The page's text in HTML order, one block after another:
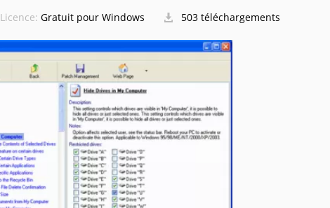
Licence: Gratuit pour Windows 503 téléchargements